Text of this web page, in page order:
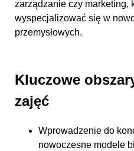
zarządzanie czy marketing,
wyspecjalizować się w
przemysłowych.
Kluczowe
zajęć
Wprowadzenie do
nowoczesne modele